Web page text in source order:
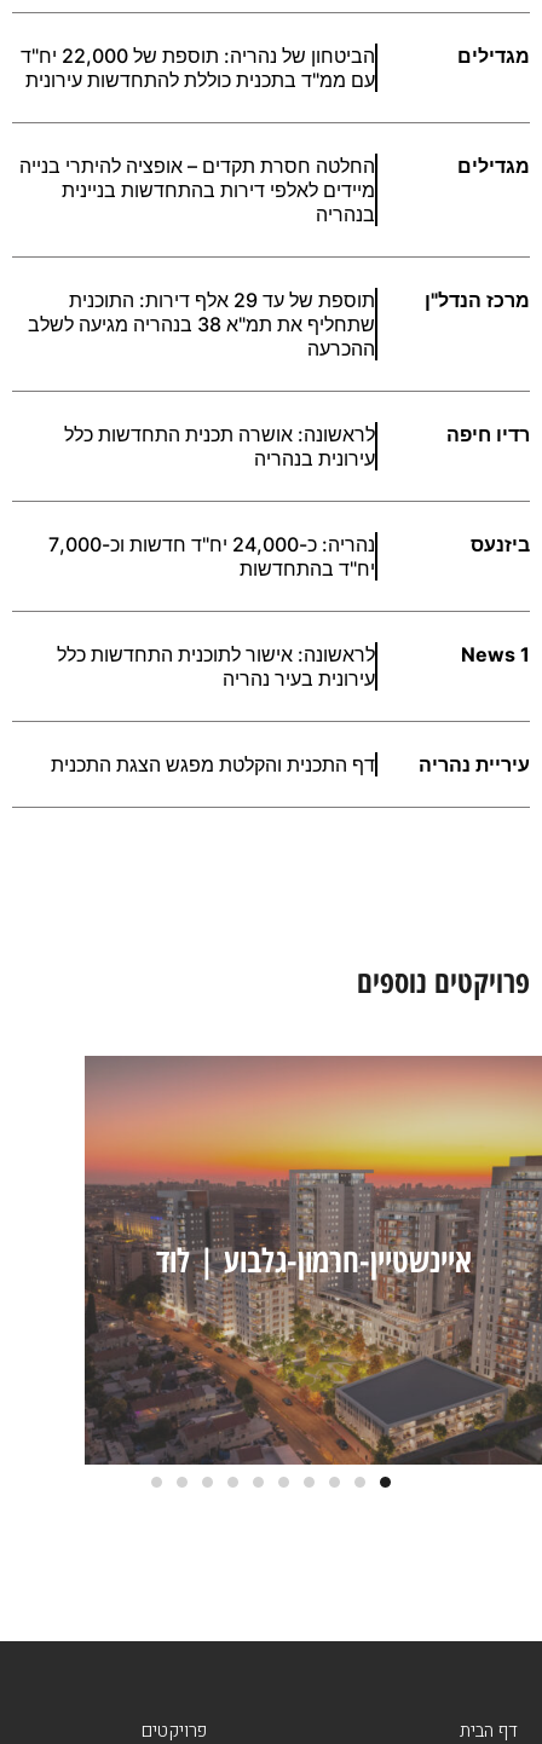
מגדילים
הביטחון של נהריה: תוספת של 22,000 יח"ד
עם ממ"ד בתכנית כוללת להתחדשות עירונית
מגדילים
החלטה חסרת תקדים – אופציה להיתרי בנייה
מיידים לאלפי דירות בהתחדשות בניינית
בנהריה
מרכז הנדל"ן
תוספת של עד 29 אלף דירות: התוכנית
שתחליף את תמ"א 38 בנהריה מגיעה לשלב
ההכרעה
רדיו חיפה
לראשונה: אושרה תכנית התחדשות כלל
עירונית בנהריה
ביזנעס
נהריה: כ-24,000 יח"ד חדשות וכ-7,000
יח"ד בהתחדשות
News 1
לראשונה: אישור לתוכנית התחדשות כלל
עירונית בעיר נהריה
עיריית נהריה דף התכנית והקלטת מפגש הצגת התכנית
פרויקטים נוספים
| לוד מתחם בן צבי-יחיעם
דף הבית פרויקטים